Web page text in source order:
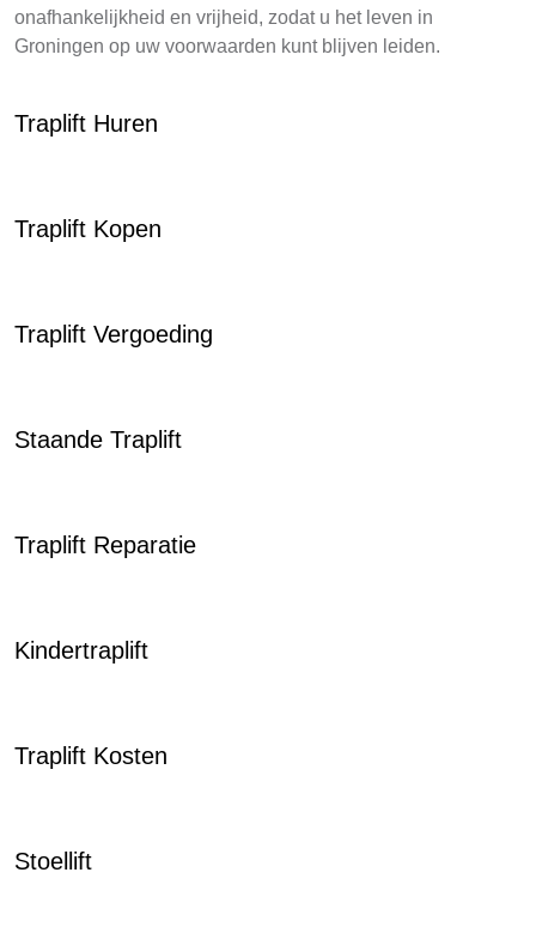
onafhankelijkheid en vrijheid, zodat u het leven in
Groningen op uw voorwaarden kunt blijven leiden.
Traplift Huren
Traplift Kopen
Traplift Vergoeding
Staande Traplift
Traplift Reparatie
Kindertraplift
Traplift Kosten
Stoellift